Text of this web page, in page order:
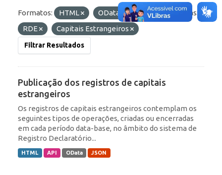
Formatos: HTML OData API
Etiquetas:
RDE
Capitais Estrangeiros
Filtrar Resultados
Publicação dos registros de capitais
estrangeiros
Os registros de capitais estrangeiros contemplam os
seguintes tipos de operações, criadas ou encerradas
em cada período data-base, no âmbito do sistema de
Registro Declaratório...
HTML API OData JSON